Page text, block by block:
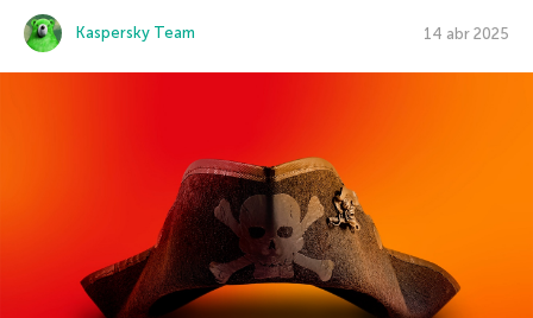
Kaspersky Team 14 abr 2025